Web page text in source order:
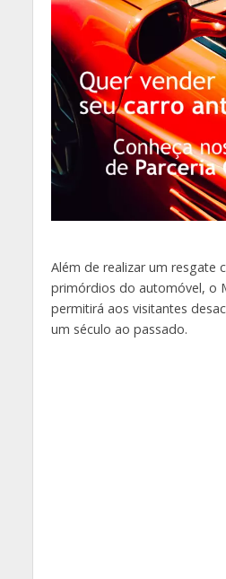
Além de realizar um resgate
primórdios do automóvel, o
permitirá aos visitantes
um século ao passado.